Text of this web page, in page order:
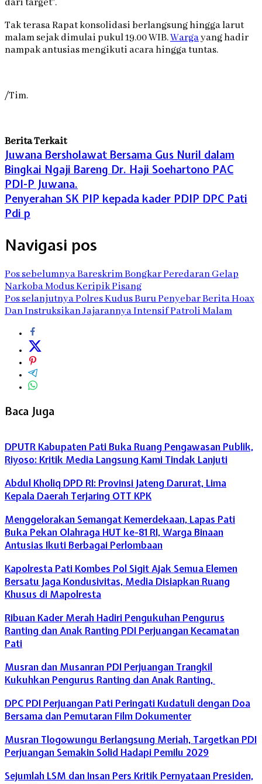
dari target”.
Tak terasa Rapat konsolidasi berlangsung hingga larut
malam sejak dimulai pukul 19.00 WIB.Wargayang hadir
nampak antusias mengikuti acara hingga tuntas.
/Tim.
Berita Terkait
Juwana Bersholawat Bersama Gus Nuril dalam
Bingkai Ngaji Bareng Dr. Haji Soehartono PAC
PDI-P Juwana.
Penyerahan SK PIP kepada kader PDIP DPC Pati
Pdi p
Navigasi pos
Pos sebelumnyaBareskrim Bongkar Peredaran Gelap
Narkoba Modus Keripik Pisang
Pos selanjutnyaPolres Kudus Buru Penyebar Berita Hoax
Dan Instruksikan Jajarannya Intensif Patroli Malam
Baca Juga
DPUTR Kabupaten Pati Buka Ruang Pengawasan Publik,
Riyoso: Kritik Media Langsung Kami Tindak Lanjuti
Abdul Kholiq DPD RI: Provinsi Jateng Darurat, Lima
Kepala Daerah Terjaring OTT KPK
Menggelorakan Semangat Kemerdekaan, Lapas Pati
Buka Pekan Olahraga HUT ke-81 RI, Warga Binaan
Antusias Ikuti Berbagai Perlombaan
Kapolresta Pati Kombes Pol Sigit Ajak Semua Elemen
Bersatu Jaga Kondusivitas, Media Disiapkan Ruang
Khusus di Mapolresta
Ribuan Kader Merah Hadiri Pengukuhan Pengurus
Ranting dan Anak Ranting PDI Perjuangan Kecamatan
Pati
Musran dan Musanran PDI Perjuangan Trangkil
Kukuhkan Pengurus Ranting dan Anak Ranting,
DPC PDI Perjuangan Pati Peringati Kudatuli dengan Doa
Bersama dan Pemutaran Film Dokumenter
Musran Tlogowungu Berlangsung Meriah, Targetkan PDI
Perjuangan Semakin Solid Hadapi Pemilu 2029
Sejumlah LSM dan Insan Pers Kritik Pernyataan Presiden,